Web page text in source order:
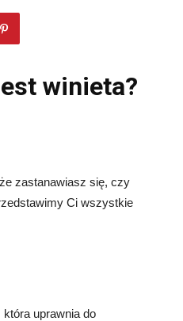
winieta?
zastanawiasz się, czy
Ci wszystkie
uprawnia do